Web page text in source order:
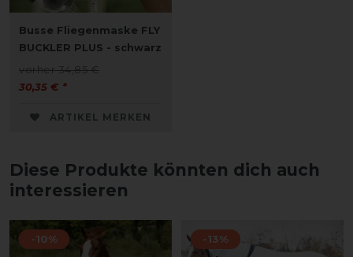
Busse Fliegenmaske FLY
BUCKLER PLUS - schwarz
vorher 34,85 €
30,35 € *
ARTIKEL MERKEN
Diese Produkte könnten dich auch
interessieren
-10% -13%